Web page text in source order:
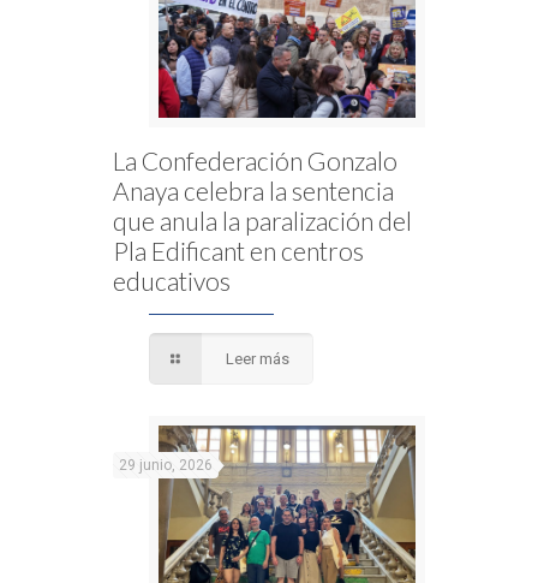
La Confederación Gonzalo
Anaya celebra la sentencia
que anula la paralización del
Pla Edificant en centros
educativos
Leer más
29 junio, 2026